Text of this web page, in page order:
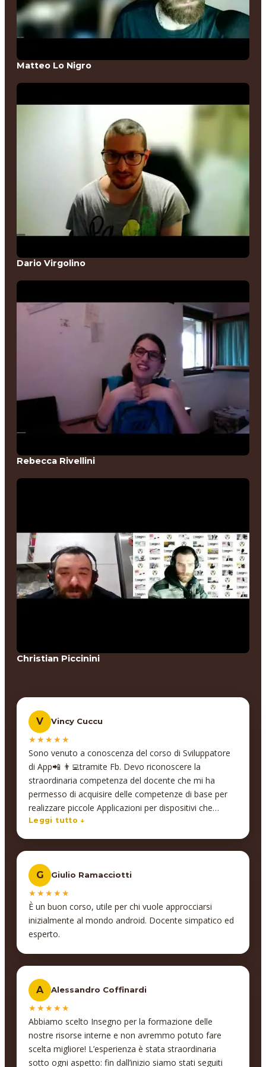
Matteo Lo Nigro
Dario Virgolino
Rebecca Rivellini
Christian Piccinini
V Vincy Cuccu
★★★★★
Sono venuto a conoscenza del corso di Sviluppatore
di App📲 👨‍💻tramite Fb. Devo riconoscere la
straordinaria competenza del docente che mi ha
permesso di acquisire delle competenze di base per
realizzare piccole Applicazioni per dispositivi che
utilizzano il sistema Operativo Android!!! Consiglio
personale e per la ricca offerta dei corsi.
Leggi tutto ↓
G Giulio Ramacciotti
★★★★★
È un buon corso, utile per chi vuole approcciarsi
inizialmente al mondo android. Docente simpatico ed
esperto.
A Alessandro Coffinardi
★★★★★
Abbiamo scelto Insegno per la formazione delle
nostre risorse interne e non avremmo potuto fare
scelta migliore! L’esperienza è stata straordinaria
sotto ogni aspetto: fin dall’inizio siamo stati seguiti